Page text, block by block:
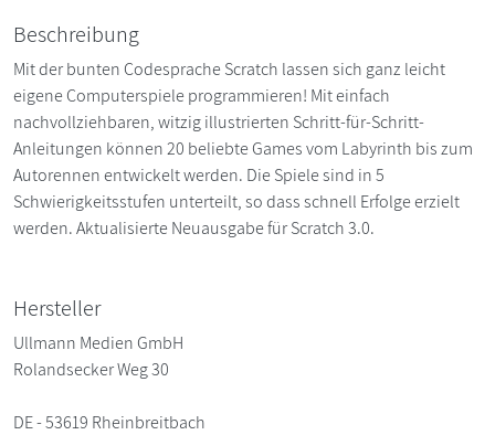
Beschreibung
Mit der bunten Codesprache Scratch lassen sich ganz leicht
eigene Computerspiele programmieren! Mit einfach
nachvollziehbaren, witzig illustrierten Schritt-für-Schritt-
Anleitungen können 20 beliebte Games vom Labyrinth bis zum
Autorennen entwickelt werden. Die Spiele sind in 5
Schwierigkeitsstufen unterteilt, so dass schnell Erfolge erzielt
werden. Aktualisierte Neuausgabe für Scratch 3.0.
Hersteller
Ullmann Medien GmbH
Rolandsecker Weg 30
DE - 53619 Rheinbreitbach